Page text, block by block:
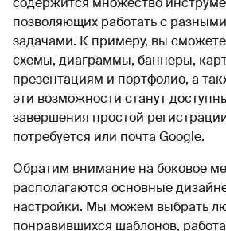
позволяющих работать с
задачами. К примеру, вы сможете
схемы, диаграммы, баннеры,
презентациям и портфолио, а
эти возможности станут
завершения простой
потребуется или почта Google.
Обратим внимание на боковое
располагаются основные
настройки. Мы можем выбрать
понравившихся шаблонов,